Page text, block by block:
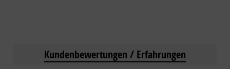
Kundenbewertungen / Erfahrungen